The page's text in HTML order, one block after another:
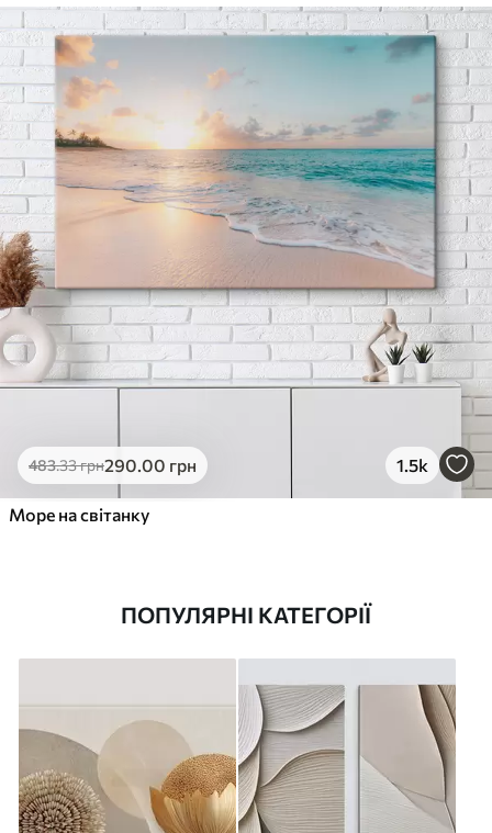
483.33грн290.00 грн 1.5k
Море на світанку
ПОПУЛЯРНІ КАТЕГОРІЇ